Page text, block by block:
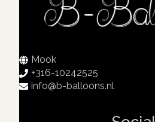
Mook
+316-10242525
info@b-balloons.nl